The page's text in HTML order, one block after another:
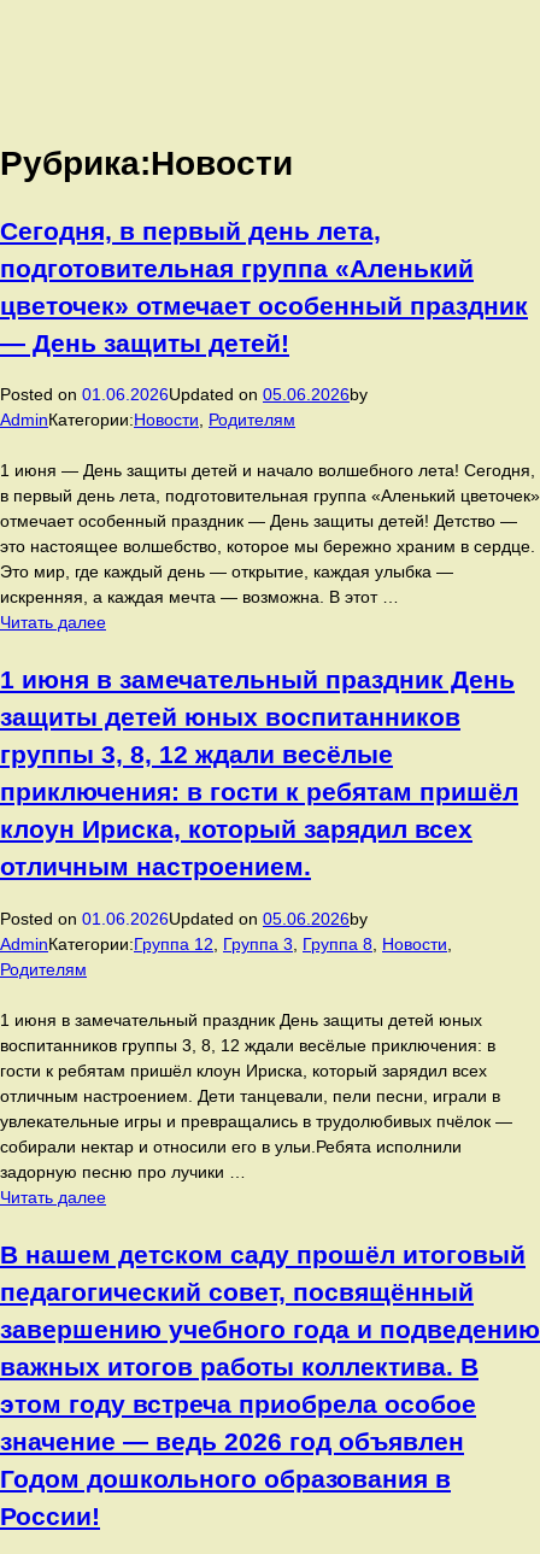
Рубрика:Новости
Сегодня, в первый день лета,
подготовительная группа «Аленький
цветочек» отмечает особенный праздник
— День защиты детей!
Posted on 01.06.2026Updated on 05.06.2026by
AdminКатегории:Новости, Родителям
1 июня — День защиты детей и начало волшебного лета! Сегодня,
в первый день лета, подготовительная группа «Аленький цветочек»
отмечает особенный праздник — День защиты детей! Детство —
это настоящее волшебство, которое мы бережно храним в сердце.
Это мир, где каждый день — открытие, каждая улыбка —
искренняя, а каждая мечта — возможна. В этот …
Читать далееСегодня,
первый
день
лета,
подготовительная
группа
«Аленький
цветочек»
отмечает
особенный
—
День
1 июня в замечательный праздник День
защиты детей юных воспитанников
группы 3, 8, 12 ждали весёлые
приключения: в гости к ребятам пришёл
клоун Ириска, который зарядил всех
отличным настроением.
Posted on 01.06.2026Updated on 05.06.2026by
AdminКатегории:Группа 12 Группа 3 Группа 8 Новости
Родителям
1 июня в замечательный праздник День защиты детей юных
воспитанников группы 3, 8, 12 ждали весёлые приключения: в
гости к ребятам пришёл клоун Ириска, который зарядил всех
отличным настроением. Дети танцевали, пели песни, играли в
увлекательные игры и превращались в трудолюбивых пчёлок —
собирали нектар и относили его в ульи.Ребята исполнили
задорную песню про лучики …
Читать далее1
в
замечательный
праздник
День
защиты
детей
юных
воспитанников
группы
3,
В нашем детском саду прошёл итоговый
педагогический совет, посвящённый
завершению учебного года и подведению
важных итогов работы коллектива. В
этом году встреча приобрела особое
значение — ведь 2026 год объявлен
Годом дошкольного образования в
России!